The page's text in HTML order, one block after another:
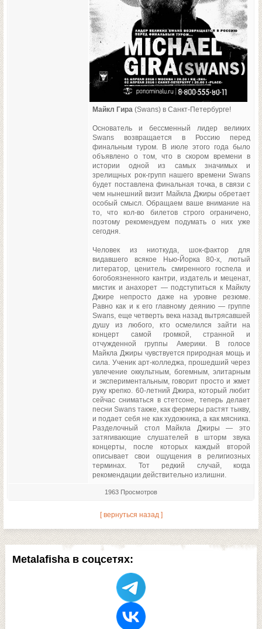
Metalafisha в соцсетях:
Майкл Гира (Swans) в Санкт-Петербурге!
Основатель и бессменный лидер великих
Swans возвращается в Россию перед
финальным туром. В июле этого года было
объявлено о том, что в скором времени в
истории одной из самых значимых и
зрелищных рок-групп нашего времени Swans
будет поставлена финальная точка, в связи с
чем нынешний визит Майкла Джиры обретает
особый смысл. Обращаем ваше внимание на
то, что кол-во билетов строго ограничено,
поэтому рекомендуем подумать о них уже
сегодня.
Человек из ниоткуда, шок-фактор для
видавшего всякое Нью-Йорка 80-х, лютый
литератор, ценитель смиренного госпела и
богобоязненного кантри, издатель и меценат,
мистик и анахорет — подступиться к Майклу
Джире непросто даже на уровне резюме.
Равно как и к его главному деянию — группе
Swans, еще четверть века назад вытрясавшей
душу из любого, кто осмелился зайти на
концерт самой громкой, странной и
отчужденной группы Америки. В голосе
Майкла Джиры чувствуется природная мощь и
сила. Ученик арт-колледжа, прошедший через
увлечение оккультным, богемным, элитарным
и экспериментальным, говорит просто и жмет
руку крепко. 60-летний Джира, который любит
сейчас сниматься в стетсоне, теперь делает
песни Swans также, как фермеры растят тыкву,
и подает себя не как художника, а как мясника.
Разделочный стол Майкла Джиры — это
затягивающие слушателей в шторм звука
концерты, после которых каждый второй
описывает свои ощущения в религиозных
терминах. Тот редкий случай, когда
рекомендации действительно излишни.
1963 Просмотров
[ вернуться назад ]